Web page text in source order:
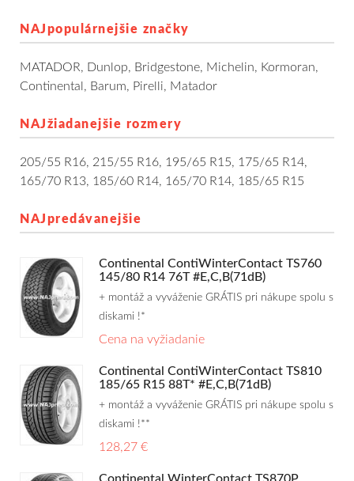
Osobné/crossover + malé úžitkové
SUV/crossover + OFFRoad-ové
Plechové
Puklice na kolesá Kontakt Blog
NAJpopulárnejšie značky
MATADOR, Dunlop, Bridgestone, Michelin, Kormoran,
Continental , Barum, Pirelli, Matador
NAJžiadanejšie rozmery
205/55 R16, 215/55 R16, 195/65 R15, 175/65 R14,
165/70 R13, 185/60 R14, 165/70 R14, 185/65 R15
NAJpredávanejšie
Continental ContiWinterContact TS760
145/80 R14 76T #E,C,B(71dB)
+ montáž a vyváženie GRÁTIS pri nákupe spolu s
diskami !*
Cena na vyžiadanie
Continental ContiWinterContact TS810
185/65 R15 88T* #E,C,B(71dB)
+ montáž a vyváženie GRÁTIS pri nákupe spolu s
diskami !**
128,27 €